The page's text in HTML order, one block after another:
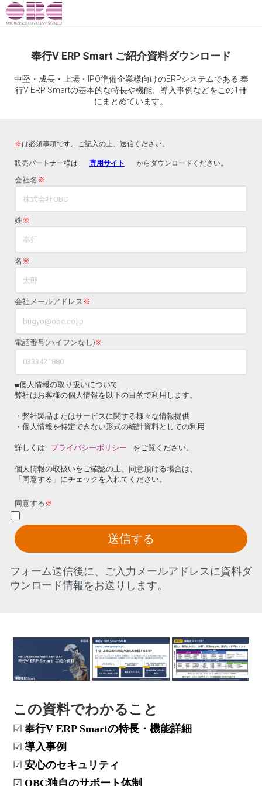
奉行V ERP Smart ご紹介資料ダウンロード
中堅・成長・上場・IPO準備企業様向けのERPシステムである 奉
行V ERP Smartの基本的な特長や機能、導入事例などをこの1冊
にまとめています。
※は必須事項です。ご記入の上、送信ください。
販売パートナー様は 専用サイト からダウンロードください。
会社名 ※
姓 ※
名 ※
会社メールアドレス ※
電話番号(ハイフンなし)※
■個人情報の取り扱いについて
弊社はお客様の個人情報を以下の目的で利用します。
・弊社製品またはサービスに関する様々な情報提供
・個人情報を特定できない形式の統計資料としての利用
詳しくは プライバシーポリシー をご覧ください。
個人情報の取扱いをご確認の上、同意頂ける場合は、
「同意する」にチェックを入れてください。
同意する ※
送信する
フォーム送信後に、ご入力メールアドレスに資料ダ
ウンロード情報をお送りします。
この資料でわかること
☑奉行V ERP Smartの特長 ・機能詳細
☑導入事例
☑安心のセキュリティ
☑OBC独自のサポート体制